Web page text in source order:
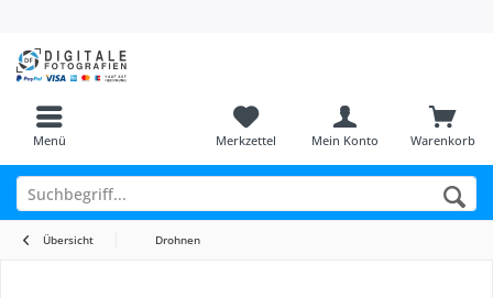
Menü Warenkorb
Merkzettel Mein Konto
Übersicht Drohnen